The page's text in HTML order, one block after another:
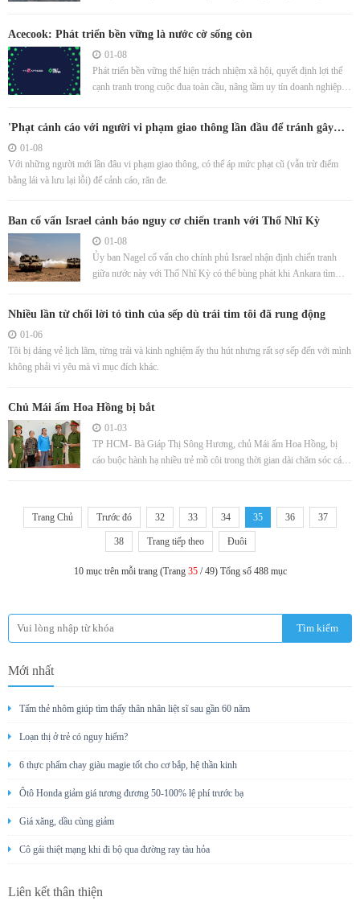
Acecook: Phát triển bền vững là nước cờ sống còn
01-08
Phát triển bền vững thể hiện trách nhiệm xã hội, quyết định lợi thế
cạnh tranh trong cuộc đua toàn cầu, nâng tầm uy tín doanh nghiệp,
'Phạt cảnh cáo với người vi phạm giao thông lần đầu để tránh gây
sốc'01-08
Với những người mới lần đâu vi phạm giao thông, có thể áp mức phạt cũ (vẫn trừ điểm
bằng lái và lưu lại lỗi) để cảnh cáo, răn đe.
Ban cố vấn Israel cảnh báo nguy cơ chiến tranh với Thổ Nhĩ Kỳ
01-08
Ủy ban Nagel cố vấn cho chính phủ Israel nhận định chiến tranh
giữa nước này với Thổ Nhĩ Kỳ có thể bùng phát khi Ankara tìm
Nhiều lần từ chối lời tỏ tình của sếp dù trái tim tôi đã rung động
01-06
Tôi bị dáng vẻ lịch lãm, từng trải và kinh nghiệm ấy thu hút nhưng rất sợ sếp đến với mình
không phải vì yêu mà vì mục đích khác.
Chủ Mái ấm Hoa Hồng bị bắt
01-03
TP HCM- Bà Giáp Thị Sông Hương, chủ Mái ấm Hoa Hồng, bị
cáo buộc hành hạ nhiều trẻ mồ côi trong thời gian dài chăm sóc các
Trang Chủ Trước đó 32 33 34 35 36 37
38 Trang tiếp theo Đuôi
10 mục trên mỗi trang (Trang 35/ 49) Tổng số 488 mục
Mới nhất
Tấm thẻ nhôm giúp tìm thấy thân nhân liệt sĩ sau gần 60 năm
Loạn thị ở trẻ có nguy hiểm?
6 thực phẩm chay giàu magie tốt cho cơ bắp, hệ thần kinh
Ôtô Honda giảm giá tương đương 50-100% lệ phí trước bạ
Giá xăng, dầu cùng giảm
Cô gái thiệt mạng khi đi bộ qua đường ray tàu hỏa
Liên kết thân thiện